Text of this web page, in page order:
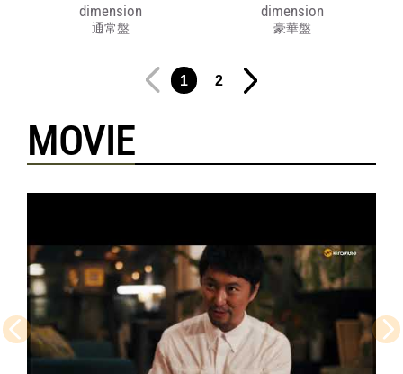
dimension
通常盤
dimension
豪華盤
1 2
MOVIE